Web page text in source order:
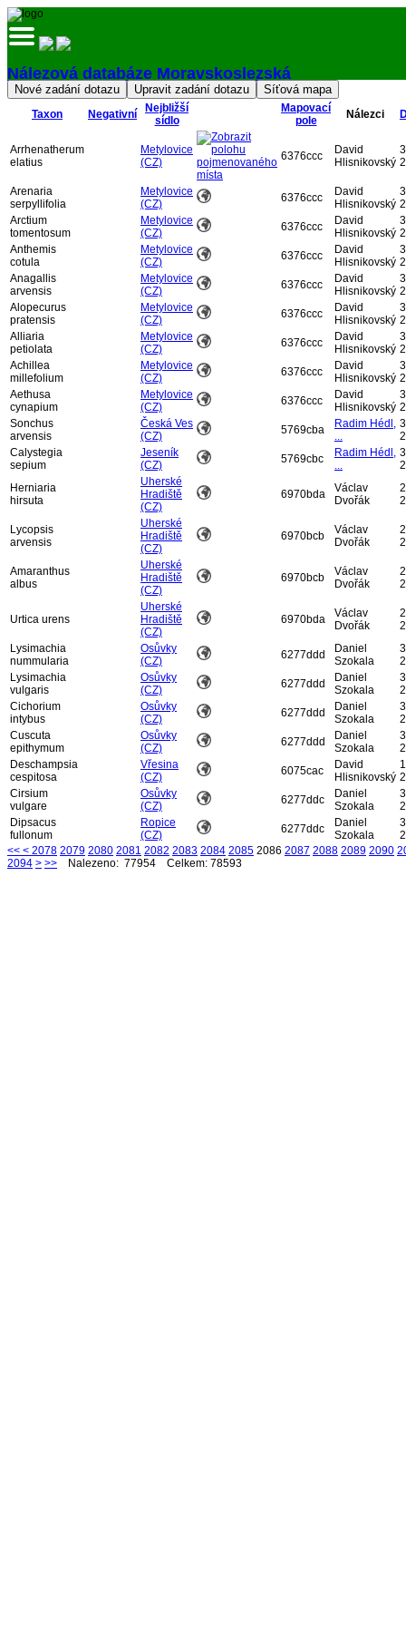
Nálezová databáze Moravskoslezská
Přihlásit
Taxon
Negativní
Nejbližší
sídlo
Mapovací
pole
Nálezci
Arrhenatherum
elatius
Metylovice
(CZ)
6376ccc
David
Hlisnikovský
Arenaria
serpyllifolia
Metylovice
(CZ)
6376ccc
David
Hlisnikovský
Arctium
tomentosum
Metylovice
(CZ)
6376ccc
David
Hlisnikovský
Anthemis
cotula
Metylovice
(CZ)
6376ccc
David
Hlisnikovský
Anagallis
arvensis
Metylovice
(CZ)
6376ccc
David
Hlisnikovský
Alopecurus
pratensis
Metylovice
(CZ)
6376ccc
David
Hlisnikovský
Alliaria
petiolata
Metylovice
(CZ)
6376ccc
David
Hlisnikovský
Achillea
millefolium
Metylovice
(CZ)
6376ccc
David
Hlisnikovský
Aethusa
cynapium
Metylovice
(CZ)
6376ccc
David
Hlisnikovský
Sonchus
arvensis
Česká Ves
(CZ)
5769cba
Radim Hédl,
...
Calystegia
sepium
Jeseník
(CZ)
5769cbc
Radim Hédl,
...
Herniaria
hirsuta
Uherské
Hradiště
(CZ)
6970bda
Václav
Dvořák
Lycopsis
arvensis
Uherské
Hradiště
(CZ)
6970bcb
Václav
Dvořák
Amaranthus
albus
Uherské
Hradiště
(CZ)
6970bcb
Václav
Dvořák
Urtica urens
Uherské
Hradiště
(CZ)
6970bda
Václav
Dvořák
Lysimachia
nummularia
Osůvky
(CZ)
6277ddd
Daniel
Szokala
Lysimachia
vulgaris
Osůvky
(CZ)
6277ddd
Daniel
Szokala
Cichorium
intybus
Osůvky
(CZ)
6277ddd
Daniel
Szokala
Cuscuta
epithymum
Osůvky
(CZ)
6277ddd
Daniel
Szokala
Deschampsia
cespitosa
Vřesina
(CZ)
6075cac
David
Hlisnikovský
Cirsium
vulgare
Osůvky
(CZ)
6277ddc
Daniel
Szokala
Dipsacus
fullonum
Ropice
(CZ)
6277ddc
Daniel
Szokala
<< < 2078 2079 2080 2081 2082 2083 2084 2085 2086 2087 2088 2089 2090
2094 > >> Nalezeno: 77954 Celkem: 78593